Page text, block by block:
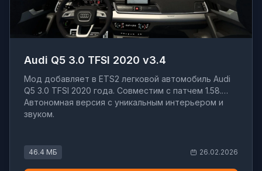
Audi Q5 3.0 TFSI 2020 v3.4
Мод добавляет в ETS2 легковой автомобиль Audi
Q5 3.0 TFSI 2020 года. Совместим с патчем 1.58.
Автономная версия с уникальным интерьером и
звуком.
46.4 МБ 26.02.2026